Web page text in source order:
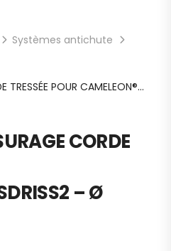
Systèmes antichute
SUPPORT D’ASSURAGE CORDE TRESSÉE POUR CAMELEON®+ASDRISS2 – Ø 10,5 MM – 10 M
CORDE
– Ø